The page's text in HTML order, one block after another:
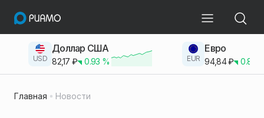
USD
Доллар США
82,17 ₽ 0.93 % EUR
Евро
94,84₽ 0.83
Главная Новости